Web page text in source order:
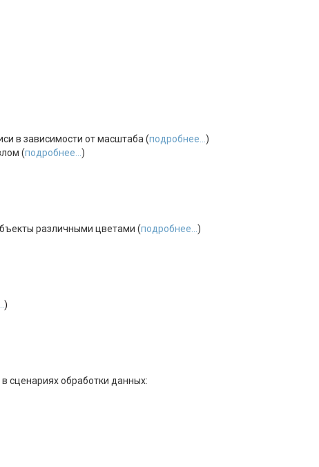
в зависимости от масштаба (подробнее... )
(подробнее... )
различными цветами (подробнее... )
)
сценариях обработки данных: